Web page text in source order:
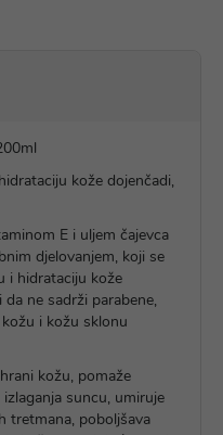
kože dojenčadi,
E i uljem čajevca
djelovanjem, koji se
i hidrataciju kože
ne sadrži parabene,
i kožu sklonu
kožu, pomaže
suncu, umiruje
tretmana, poboljšava